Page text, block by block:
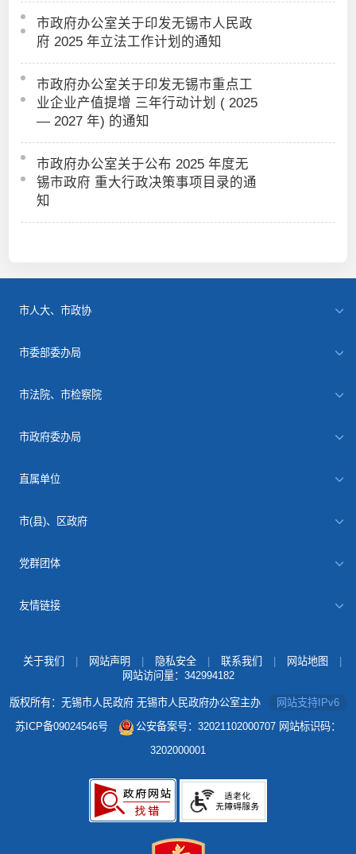
市政府办公室关于印发无锡市人民政
府 2025 年立法工作计划的通知
市政府办公室关于印发无锡市重点工
业企业产值提增 三年行动计划 ( 2025
— 2027 年) 的通知
市政府办公室关于公布 2025 年度无
锡市政府 重大行政决策事项目录的通
知
市人大、市政协
市委部委办局
市法院、市检察院
市政府委办局
直属单位
市(县)、区政府
党群团体
友情链接
关于我们 网站声明 隐私安全 联系我们 网站地图
网站访问量： 342994182
版权所有：无锡市人民政府 无锡市人民政府办公室主办
网站支持IPv6
苏ICP备09024546号
公安备案号：32021102000707 网站标识码：
3202000001